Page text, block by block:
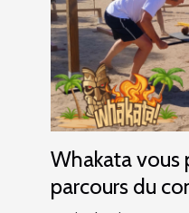
Whakata vous
parcours du